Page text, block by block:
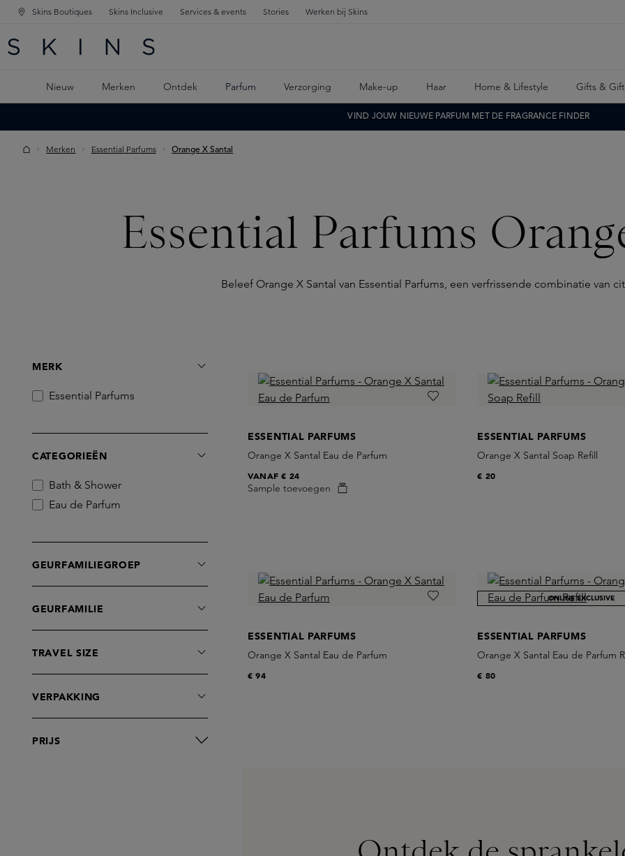
NAVIGATIE
DE HOOFDINHOUD
Skins Boutiques Skins Inclusive Services & events Stories Werken bij Skins
Nieuw Merken Ontdek Parfum Verzorging Make-up Haar Home & Lifestyle Gifts &
VIND JOUW NIEUWE PARFUM MET DE FRAGRANCE FINDER
Merken Essential Parfums Orange X Santal
Essential Parfums
Beleef Orange X Santal van Essential Parfums, een verfrissende combinatie van
MERK
Essential Parfums
CATEGORIEËN
Bath & Shower
Eau de Parfum
GEURFAMILIEGROEP
GEURFAMILIE
TRAVEL SIZE
VERPAKKING
PRIJS
ESSENTIAL PARFUMS
Orange X Santal Eau de Parfum
Sample toevoegen
VANAF€ 24
ESSENTIAL PARFUMS
Orange X Santal Soap Refill
€ 20
ESSENTIAL PARFUMS
Orange X Santal Eau de Parfum
€ 94
ONLINE EXCLUSIVE
ESSENTIAL PARFUMS
Orange X Santal Eau de Parfum
€ 80